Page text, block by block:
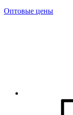
Оптовые цены